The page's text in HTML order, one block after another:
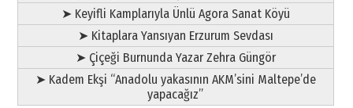
➤ Keyifli Kamplarıyla Ünlü Agora Sanat Köyü
➤ Kitaplara Yansıyan Erzurum Sevdası
➤ Çiçeği Burnunda Yazar Zehra Güngör
➤ Kadem Ekşi “Anadolu yakasının AKM’sini Maltepe’de
yapacağız”